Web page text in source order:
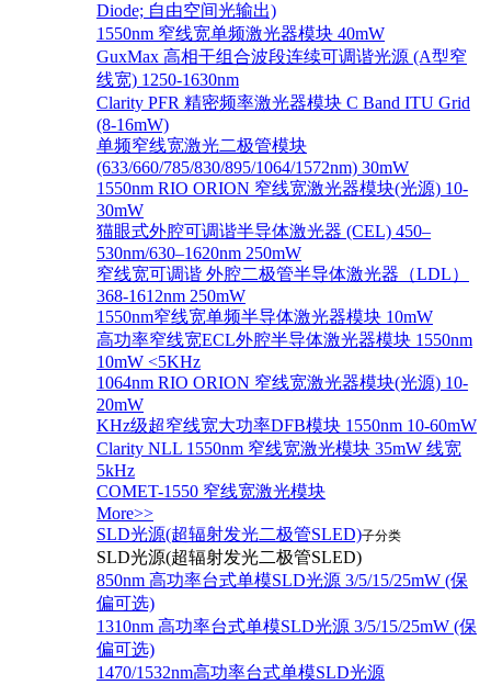
Diode; 自由空间光输出)
1550nm 窄线宽单频激光器模块 40mW
GuxMax 高相干组合波段连续可调谐光源 (A型窄
线宽) 1250-1630nm
Clarity PFR 精密频率激光器模块 C Band ITU Grid
(8-16mW)
单频窄线宽激光二极管模块
(633/660/785/830/895/1064/1572nm) 30mW
1550nm RIO ORION 窄线宽激光器模块(光源) 10-
30mW
猫眼式外腔可调谐半导体激光器 (CEL) 450–
530nm/630–1620nm 250mW
窄线宽可调谐 外腔二极管半导体激光器（LDL）
368-1612nm 250mW
1550nm窄线宽单频半导体激光器模块 10mW
高功率窄线宽ECL外腔半导体激光器模块 1550nm
10mW <5KHz
1064nm RIO ORION 窄线宽激光器模块(光源) 10-
20mW
KHz级超窄线宽大功率DFB模块 1550nm 10-60mW
Clarity NLL 1550nm 窄线宽激光模块 35mW 线宽
5kHz
COMET-1550 窄线宽激光模块
More>>
SLD光源(超辐射发光二极管SLED)子分类
SLD光源(超辐射发光二极管SLED)
850nm 高功率台式单模SLD光源 3/5/15/25mW (保
偏可选)
1310nm 高功率台式单模SLD光源 3/5/15/25mW (保
偏可选)
1470/1532nm高功率台式单模SLD光源